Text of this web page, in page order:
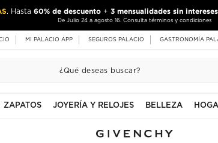
. Hasta 60% de descuento + 3 mensualidades sin intereses
De Julio 24 a agosto 16. Consulta términos y condiciones
MI PALACIO APP SEGUROS PALACIO GASTRONOMÍA
ZAPATOS JOYERÍA Y RELOJES BELLEZA